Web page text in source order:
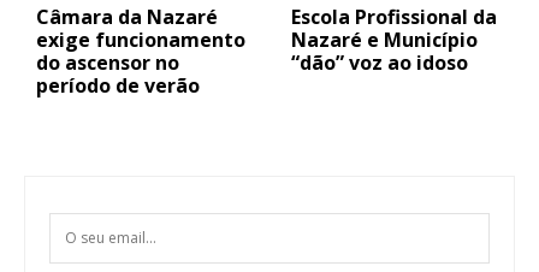
Câmara da Nazaré
exige funcionamento
do ascensor no
período de verão
Escola Profissional da
Nazaré e Município
“dão” voz ao idoso